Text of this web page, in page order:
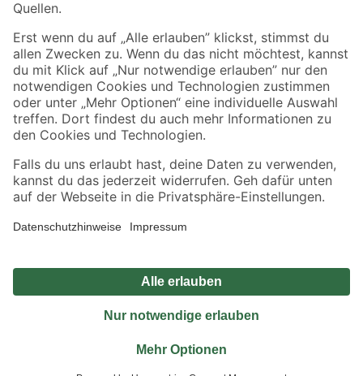
Sicher einkaufen
Jetzt die toom-App herunterladen
Alle Preisangaben in EUR inkl. gesetzl. MwSt.. Die dargestellten Angebote sind unter
Umständen nicht in allen Märkten verfügbar. Die angegebenen Verfügbarkeiten beziehen
Produkte nur solange der Vorrat reicht.
*Paketversand ab 59 € versandkostenfrei, gilt nicht für Artikel mit Speditionsversand, hier
Privatsphäre Impressum
Nutzungsbedingungen
Widerrufsrecht
Vertrag widerrufen
© 2026 toom Baumarkt GmbH